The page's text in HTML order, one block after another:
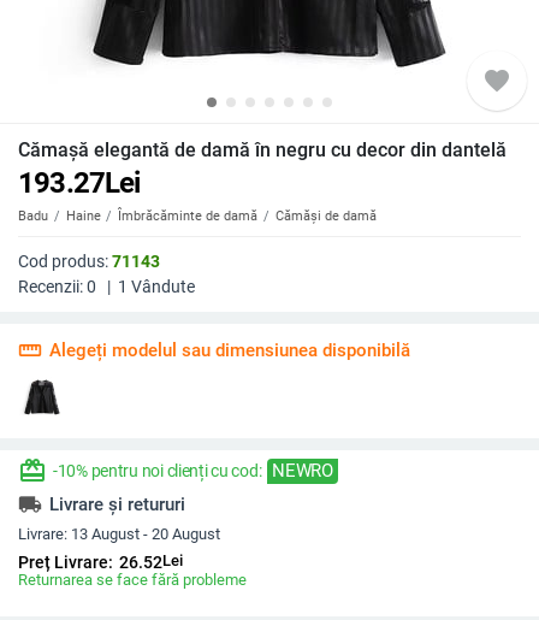
favorite
Cămașă elegantă de damă în negru cu decor din dantelă
193.27Lei
Badu Haine Îmbrăcăminte de damă Cămăși de damă
Cod produs:71143
Recenzii:0 | 1 Vândute
straighten Alegeți modelul sau dimensiunea disponibilă
redeem -10% pentru noi clienți cu cod: NEWRO
local_shipping Livrare și retururi
Livrare: 13 August - 20 August
Preț Livrare: 26.52Lei
Returnarea se face fără probleme